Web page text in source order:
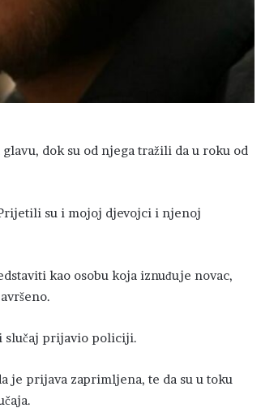
dok su od njega tražili da u roku od
su i mojoj djevojci i njenoj
kao osobu koja iznuđuje novac,
slučaj prijavio policiji.
je prijava zaprimljena, te da su u toku